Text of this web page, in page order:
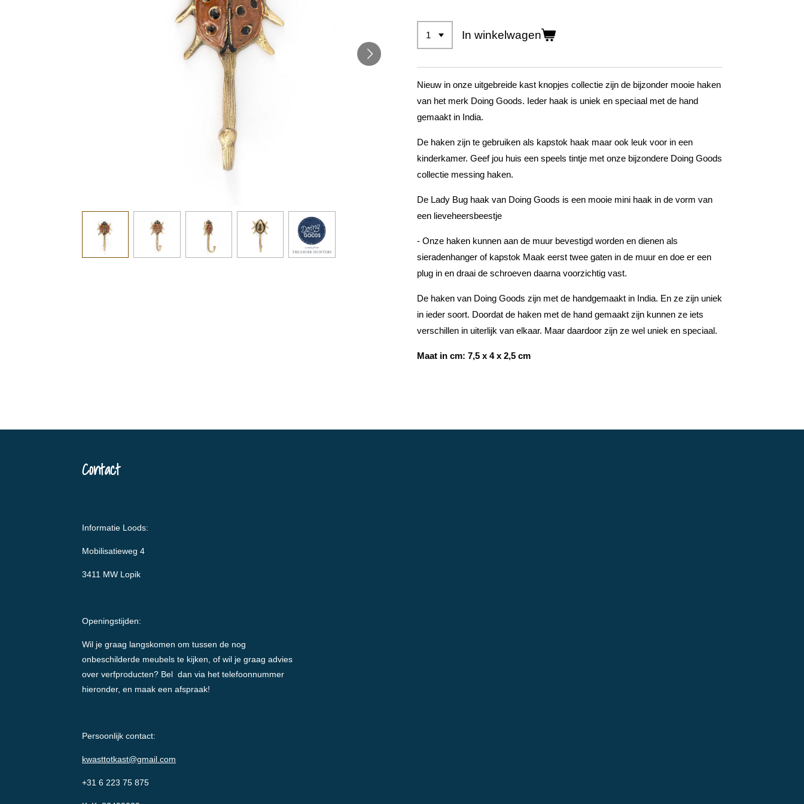
In winkelwagen
Nieuw in onze uitgebreide kast knopjes collectie zijn de bijzonder mooie haken
van het merk Doing Goods. Ieder haak is uniek en speciaal met de hand
gemaakt in India.
De haken zijn te gebruiken als kapstok haak maar ook leuk voor in een
kinderkamer. Geef jou huis een speels tintje met onze bijzondere Doing Goods
collectie messing haken.
De Lady Bug haak van Doing Goods is een mooie mini haak in de vorm van
een lieveheersbeestje
- Onze haken kunnen aan de muur bevestigd worden en dienen als
sieradenhanger of kapstok Maak eerst twee gaten in de muur en doe er een
plug in en draai de schroeven daarna voorzichtig vast.
De haken van Doing Goods zijn met de handgemaakt in India. En ze zijn uniek
in ieder soort. Doordat de haken met de hand gemaakt zijn kunnen ze iets
verschillen in uiterlijk van elkaar. Maar daardoor zijn ze wel uniek en speciaal.
Maat in cm: 7,5 x 4 x 2,5 cm
Contact
Informatie Loods:
Mobilisatieweg 4
3411 MW Lopik
Openingstijden:
Wil je graag langskomen om tussen de nog
onbeschilderde meubels te kijken, of wil je graag advies
over verfproducten? Bel dan via het telefoonnummer
hieronder, en maak een afspraak!
Persoonlijk contact:
kwasttotkast@gmail.com
+31 6 223 75 875